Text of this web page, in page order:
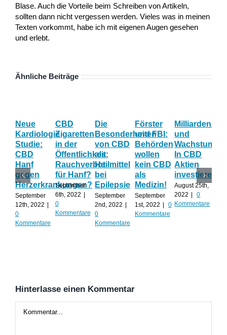
Blase. Auch die Vorteile beim Schreiben von Artikeln,
sollten dann nicht vergessen werden. Vieles was in meinen
Texten vorkommt, habe ich mit eigenen Augen gesehen
und erlebt.
Ähnliche Beiträge
Neue
Kardiologie
Studie:
CBD
Hanf
gegen
Herzerkrankungen?
September
12th, 2022
0
Kommentare
CBD
Zigaretten
in der
Öffentlichkeit:
Rauchverbot
für Hanf?
September
6th, 2022
0
Kommentare
Die
Besonderheiten
von CBD
als
Heilmittel
bei
Epilepsie
September
2nd, 2022
0
Kommentare
Förster
und FBI:
Behörden
wollen
kein CBD
als
Medizin!
September
1st, 2022
0
Kommentare
und
Wachstum:
In CBD
Aktien
investieren?
August 25th,
2022
0
Kommentare
Hinterlasse einen Kommentar